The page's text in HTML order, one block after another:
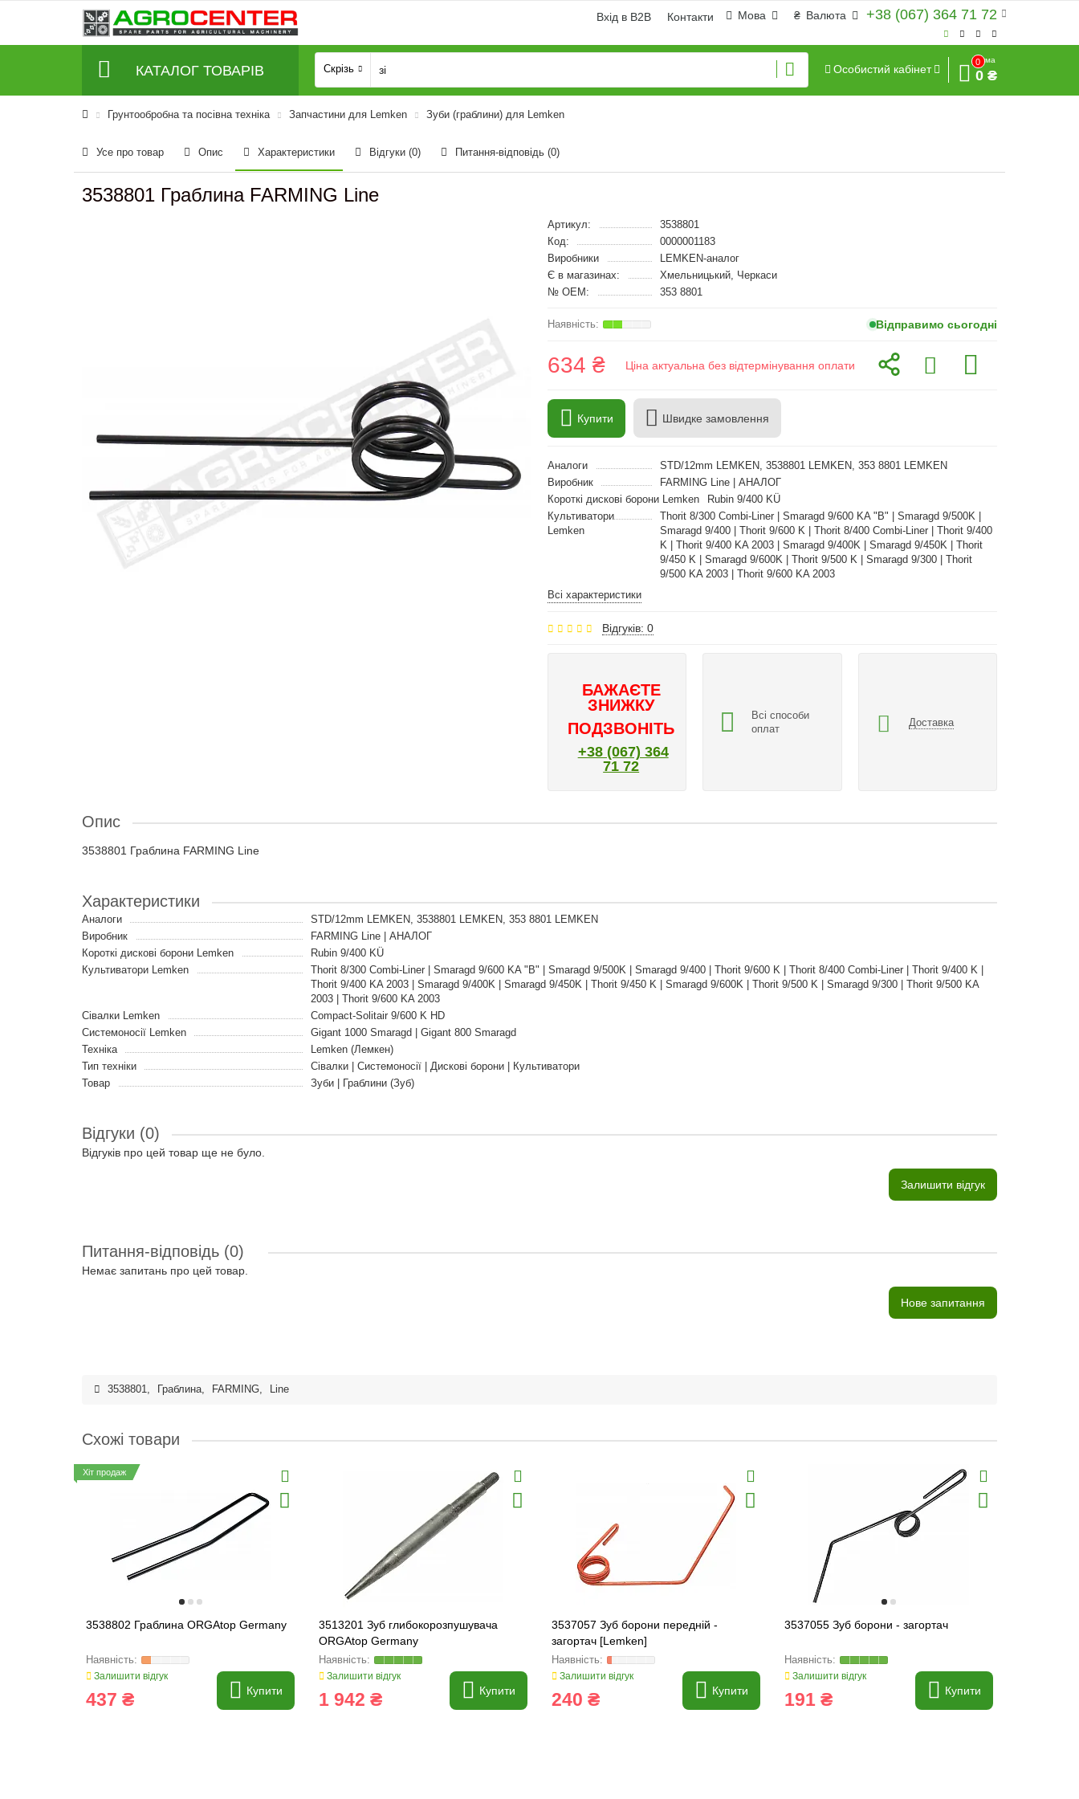
+38 (067) 364 71 72
₴ Валюта
Мова
Вхід в B2B Контакти
КАТАЛОГ ТОВАРІВ Скрізь Особистий кабінет
0
Сума
0 ₴
Грунтообробна та посівна техніка Запчастини для Lemken Зуби (граблини) для Lemken
Усе про товар Опис Характеристики Відгуки (0) Питання-відповідь (0)
3538801 Граблина FARMING Line
Артикул:
3538801
Код:
0000001183
Виробники
LEMKEN-аналог
Є в магазинах:
Хмельницький, Черкаси
№ OEM:
353 8801
Відправимо сьогодні
634 ₴ Ціна актуальна без відтермінування оплати
Купити Швидке замовлення
Аналоги
STD/12mm LEMKEN, 3538801 LEMKEN, 353 8801 LEMKEN
Виробник
FARMING Line | АНАЛОГ
Короткі дискові борони Lemken
Rubin 9/400 KÜ
Культиватори
Lemken
Thorit 8/300 Combi-Liner | Smaragd 9/600 KA "B" | Smaragd 9/500K |
Smaragd 9/400 | Thorit 9/600 K | Thorit 8/400 Combi-Liner | Thorit 9/400
K | Thorit 9/400 KA 2003 | Smaragd 9/400K | Smaragd 9/450K | Thorit
9/450 K | Smaragd 9/600K | Thorit 9/500 K | Smaragd 9/300 | Thorit
9/500 KA 2003 | Thorit 9/600 KA 2003
Всі характеристики
Відгуків: 0
БАЖАЄТЕ
ЗНИЖКУ
ПОДЗВОНІТЬ
+38 (067) 364
71 72
Всі способи
оплат
Доставка
Опис
3538801 Граблина FARMING Line
Характеристики
Аналоги
STD/12mm LEMKEN, 3538801 LEMKEN, 353 8801 LEMKEN
Виробник
FARMING Line | АНАЛОГ
Короткі дискові борони Lemken
Rubin 9/400 KÜ
Культиватори Lemken
Thorit 8/300 Combi-Liner | Smaragd 9/600 KA "B" | Smaragd 9/500K | Smaragd 9/400 | Thorit 9/600 K | Thorit 8/400 Combi-Liner | Thorit 9/400 K |
Thorit 9/400 KA 2003 | Smaragd 9/400K | Smaragd 9/450K | Thorit 9/450 K | Smaragd 9/600K | Thorit 9/500 K | Smaragd 9/300 | Thorit 9/500 KA
2003 | Thorit 9/600 KA 2003
Сівалки Lemken
Compact-Solitair 9/600 K HD
Системоносії Lemken
Gigant 1000 Smaragd | Gigant 800 Smaragd
Техніка
Lemken (Лемкен)
Тип техніки
Сівалки | Системоносії | Дискові борони | Культиватори
Товар
Зуби | Граблини (Зуб)
Відгуки (0)
Відгуків про цей товар ще не було.
Залишити відгук
Питання-відповідь (0)
Немає запитань про цей товар.
Нове запитання
3538801, Граблина, FARMING, Line
Схожі товари
Хіт продаж
3538802 Граблина ORGAtop Germany
Залишити відгук
437 ₴ Купити
3513201 Зуб глибокорозпушувача
ORGAtop Germany
Залишити відгук
1 942 ₴ Купити
3537057 Зуб борони передній -
загортач [Lemken]
Залишити відгук
240 ₴ Купити
3537055 Зуб борони - загортач
Залишити відгук
191 ₴ Купити